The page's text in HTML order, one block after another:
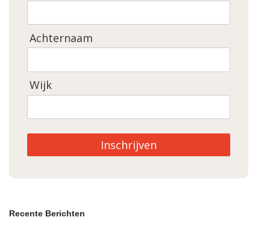
Achternaam
Wijk
Inschrijven
Recente Berichten